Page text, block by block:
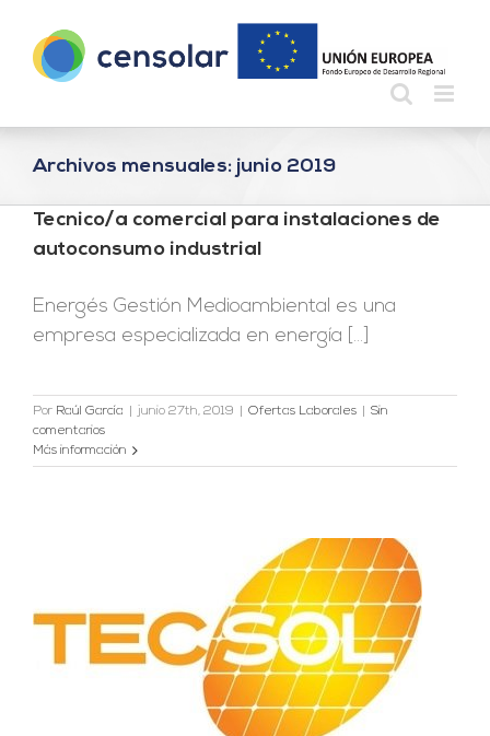
contenido
Archivos mensuales: junio 2019
Tecnico/a comercial para instalaciones de
autoconsumo industrial
Energés Gestión Medioambiental es una
empresa especializada en energía [...]
Por Raúl García junio 27th, 2019 Ofertas Laborales
Sin
comentarios
Más información